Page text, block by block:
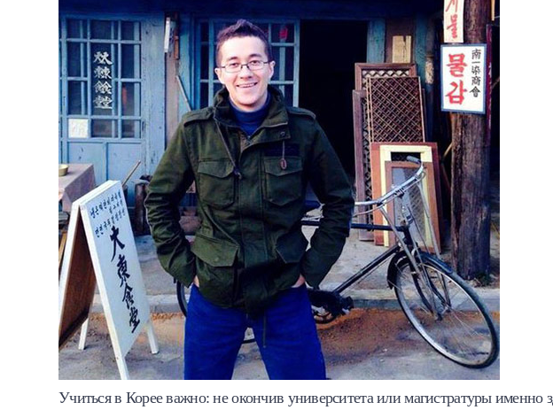
Учиться в Корее важно: не окончив университета или магистратуры именно